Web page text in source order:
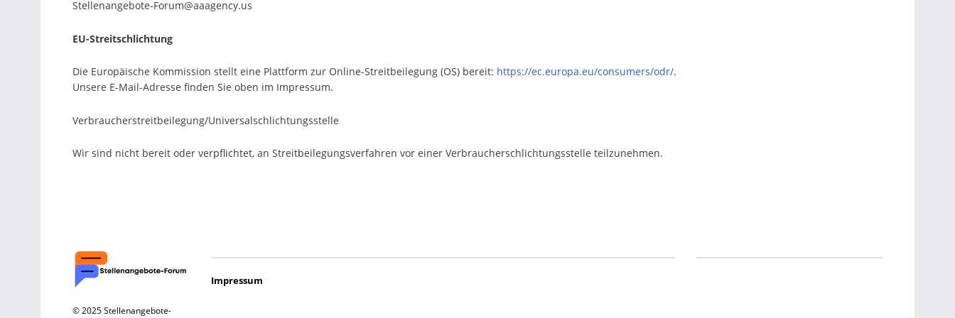
Stellenangebote-Forum@aaagency.us
EU-Streitschlichtung
Die Europäische Kommission stellt eine Plattform zur Online-Streitbeilegung (OS) bereit: https://ec.europa.eu/consumers/odr/.
Unsere E-Mail-Adresse finden Sie oben im Impressum.
Verbraucher­streit­beilegung/Universal­schlichtungs­stelle
Wir sind nicht bereit oder verpflichtet, an Streitbeilegungsverfahren vor einer Verbraucherschlichtungsstelle teilzunehmen.
© 2025 Stellenangebote-
Impressum